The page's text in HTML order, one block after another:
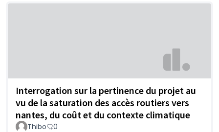
Interrogation sur la pertinence du projet au
vu de la saturation des accès routiers vers
nantes, du coût et du contexte climatique
Thibo 0